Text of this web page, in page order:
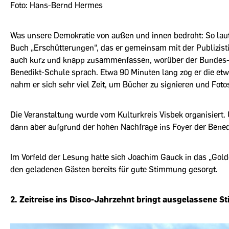
Foto: Hans-Bernd Hermes
Was unsere Demokratie von außen und innen bedroht: So
Buch „Erschütterungen“, das er gemeinsam mit der
auch kurz und knapp zusammenfassen, worüber der
Benedikt-Schule sprach. Etwa 90 Minuten lang zog er die
nahm er sich sehr viel Zeit, um Bücher zu signieren und
Die Veranstaltung wurde vom Kulturkreis Visbek
dann aber aufgrund der hohen Nachfrage ins Foyer der
Im Vorfeld der Lesung hatte sich Joachim Gauck in das
den geladenen Gästen bereits für gute Stimmung gesorgt.
2. Zeitreise ins Disco-Jahrzehnt bringt ausgelassene